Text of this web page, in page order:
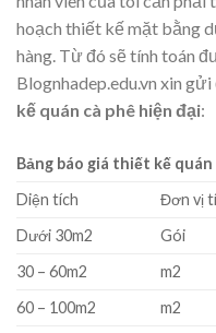
hoạch thiết kế mặt bằng
hàng. Từ đó sẽ tính toán
Blognhadep.edu.vn xin
kế quán cà phê hiện đại:
Bảng báo giá thiết kế quán
Diện tích
Đơn vị
Dưới 30m2
Gói
30 – 60m2
m2
60 – 100m2
m2